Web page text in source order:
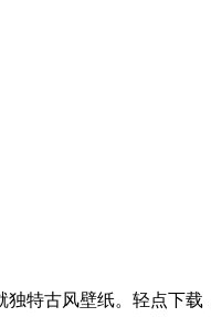
特古风壁纸。轻点下载